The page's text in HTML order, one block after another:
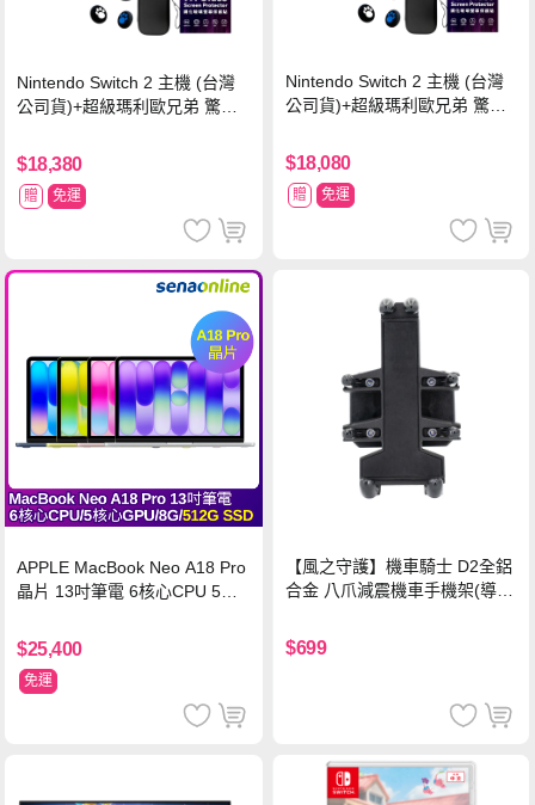
Nintendo Switch 2 主機 (台灣
公司貨)+超級瑪利歐兄弟 驚奇
器
$18,380
贈 免運
Nintendo Switch 2 主機 (台灣
公司貨)+超級瑪利歐兄弟 驚奇
球 狂熱 中文版
$18,080
贈 免運
APPLE MacBook Neo A18 Pro
晶片 13吋筆電 6核心CPU 5核
$25,400
免運
【風之守護】機車騎士 D2全鋁
合金 八爪減震機車手機架(導航
族)
$699